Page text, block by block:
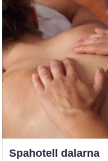
Spahotell dalarna